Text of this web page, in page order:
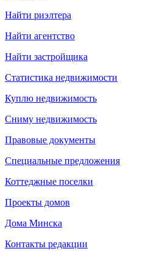
Найти риэлтера
Найти агентство
Найти застройщика
Статистика недвижимости
Куплю недвижимость
Сниму недвижимость
Правовые документы
Специальные предложения
Коттеджные поселки
Проекты домов
Дома Минска
Контакты редакции